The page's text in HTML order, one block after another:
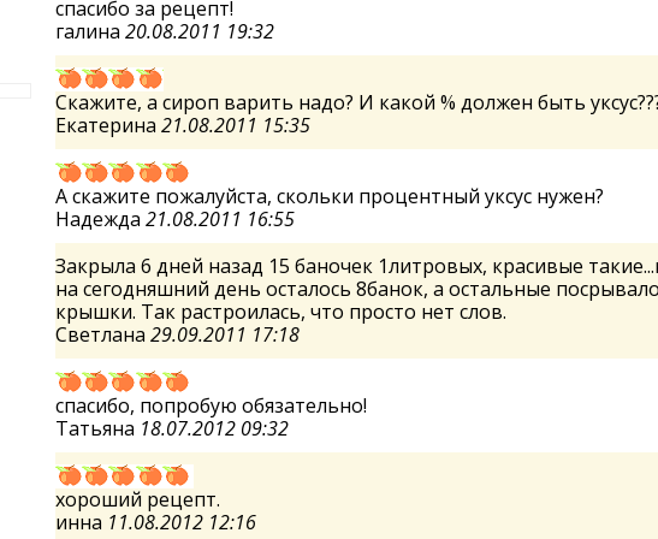
спасибо за рецепт!
галина 20.08.2011 19:32
Скажите, а сироп варить надо? И какой % должен быть
Екатерина 21.08.2011 15:35
А скажите пожалуйста, скольки процентный уксус нужен?
Надежда 21.08.2011 16:55
Закрыла 6 дней назад 15 баночек 1литровых, красивые
на сегодняшний день осталось 8банок, а остальные посрывало
крышки. Так растроилась, что просто нет слов.
Светлана 29.09.2011 17:18
спасибо, попробую обязательно!
Татьяна 18.07.2012 09:32
хороший рецепт.
инна 11.08.2012 12:16